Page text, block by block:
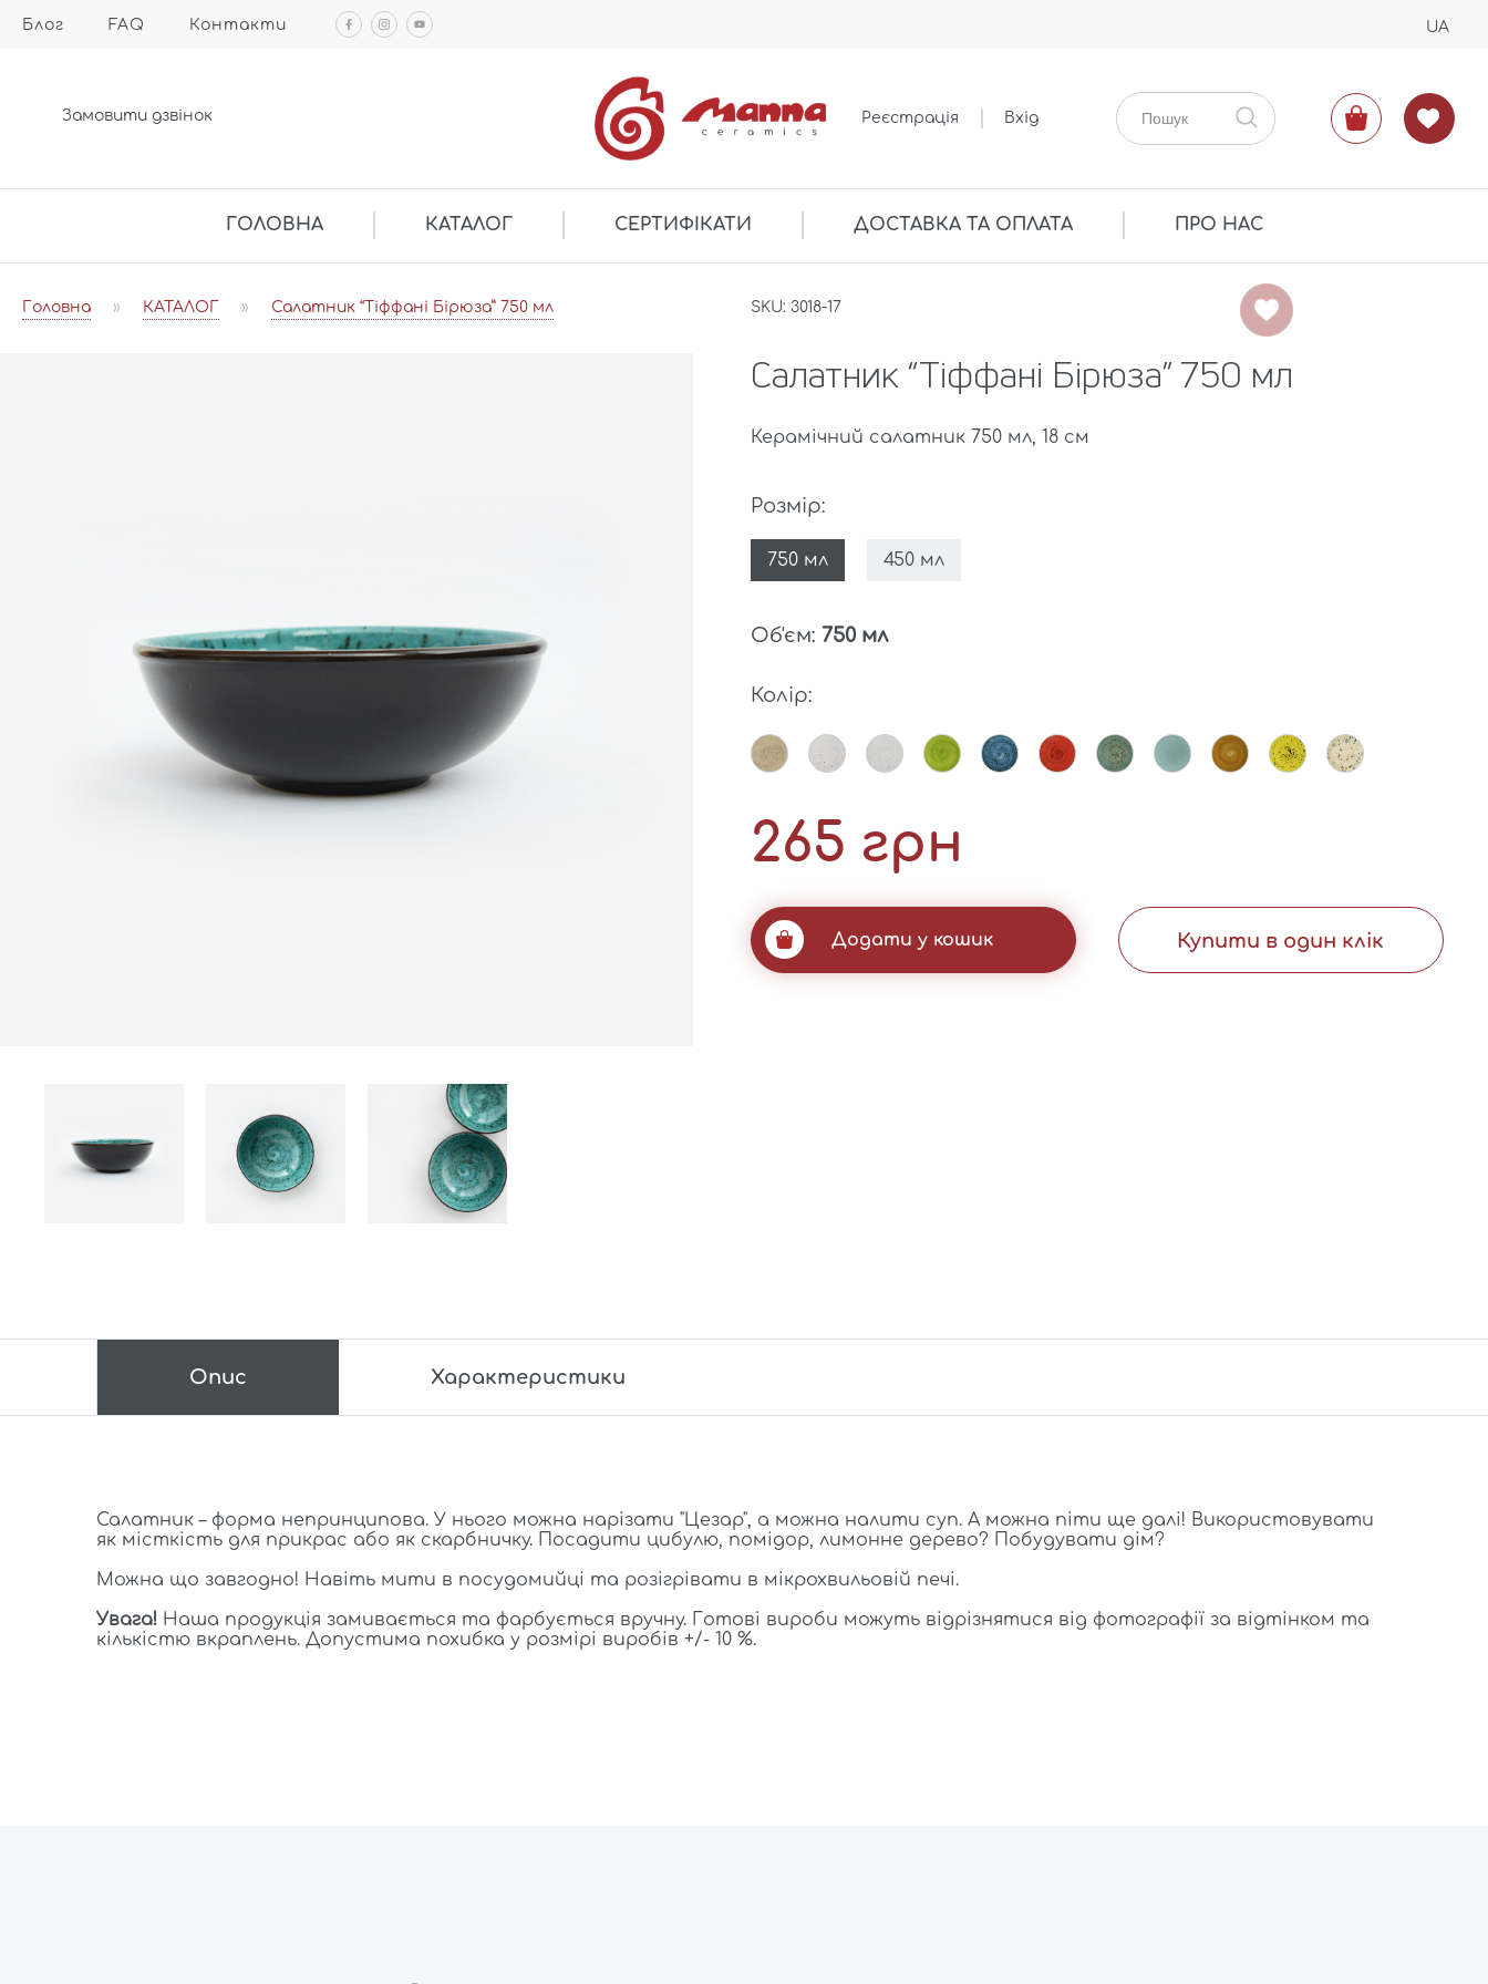
Блог FAQ Контакти UA
Замовити дзвінок Реєстрація Вхід
ГОЛОВНА КАТАЛОГ СЕРТИФІКАТИ ДОСТАВКА ТА ОПЛАТА ПРО НАС
Головна » КАТАЛОГ » Салатник “Тіффані Бірюза” 750 мл SKU: 3018-17
Салатник “Тіффані Бірюза” 750 мл
Керамічний салатник 750 мл, 18 см
Розмір:
750 мл 450 мл
Об'єм:750 мл
Колір:
265 грн
Додати у кошик Купити в один клік
Опис Характеристики
Салатник – форма непринципова. У нього можна нарізати "Цезар", а можна налити суп. А можна піти ще далі! Використовувати
як місткість для прикрас або як скарбничку. Посадити цибулю, помідор, лимонне дерево? Побудувати дім?
Можна що завгодно! Навіть мити в посудомийці та розігрівати в мікрохвильовій печі.
Увага! Наша продукція замивається та фарбується вручну. Готові вироби можуть відрізнятися від фотографії за відтінком та
кількістю вкраплень. Допустима похибка у розмірі виробів +/- 10 %.